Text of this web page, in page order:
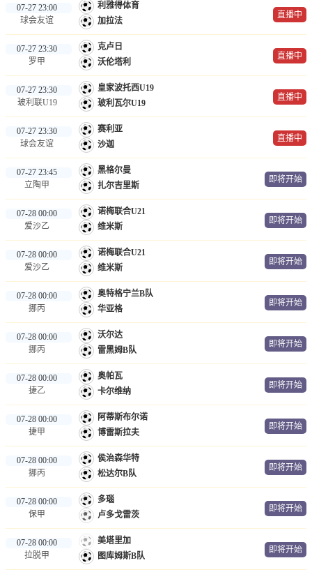
07-27 23:00
球会友谊
利雅得体育
加拉法
直播中
07-27 23:30
罗甲
克卢日
沃伦塔利
直播中
07-27 23:30
玻利联U19
皇家波托西U19
玻利瓦尔U19
直播中
07-27 23:30
球会友谊
赛利亚
沙迦
直播中
07-27 23:45
立陶甲
黑格尔曼
扎尔吉里斯
即将开始
07-28 00:00
爱沙乙
诺梅联合U21
维米斯
即将开始
07-28 00:00
爱沙乙
诺梅联合U21
维米斯
即将开始
07-28 00:00
挪丙
奥特格宁兰B队
华亚格
即将开始
07-28 00:00
挪丙
沃尔达
雷黑姆B队
即将开始
07-28 00:00
捷乙
奥帕瓦
卡尔维纳
即将开始
07-28 00:00
捷甲
阿蒂斯布尔诺
博雷斯拉夫
即将开始
07-28 00:00
挪丙
侯治森华特
松达尔B队
即将开始
07-28 00:00
保甲
多瑙
卢多戈雷茨
即将开始
07-28 00:00
拉脱甲
美塔里加
图库姆斯B队
即将开始